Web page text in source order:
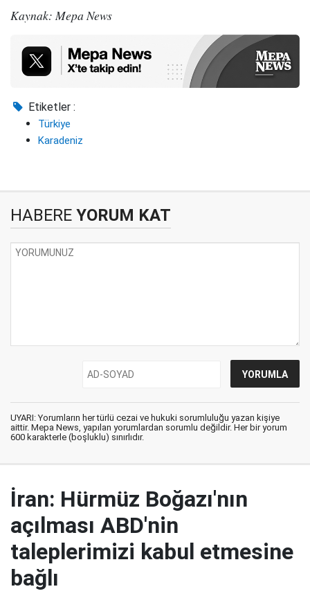
Kaynak: Mepa News
Etiketler :
Türkiye
Karadeniz
HABERE YORUM KAT
UYARI: Yorumların her türlü cezai ve hukuki sorumluluğu yazan kişiye
aittir. Mepa News, yapılan yorumlardan sorumlu değildir. Her bir yorum
600 karakterle (boşluklu) sınırlıdır.
İran: Hürmüz Boğazı'nın
açılması ABD'nin
taleplerimizi kabul etmesine
bağlı